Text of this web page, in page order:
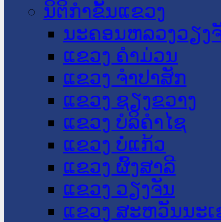
ນິຕິກໍາຂັ້ນແຂວງ
ນະ​ຄອນ​ຫລວງວຽງ
ແຂວງ ຄໍາມ່ວນ
ແຂວງ ຈໍາປາສັກ
ແຂວງ ຊຽງຂວາງ
ແຂວງ ບໍລິຄໍາໄຊ
ແຂວງ ບໍ່ແກ້ວ
ແຂວງ ຜົ້ງສາລີ
ແຂວງ ວຽງຈັນ
ແຂວງ ສະຫວັນນະ